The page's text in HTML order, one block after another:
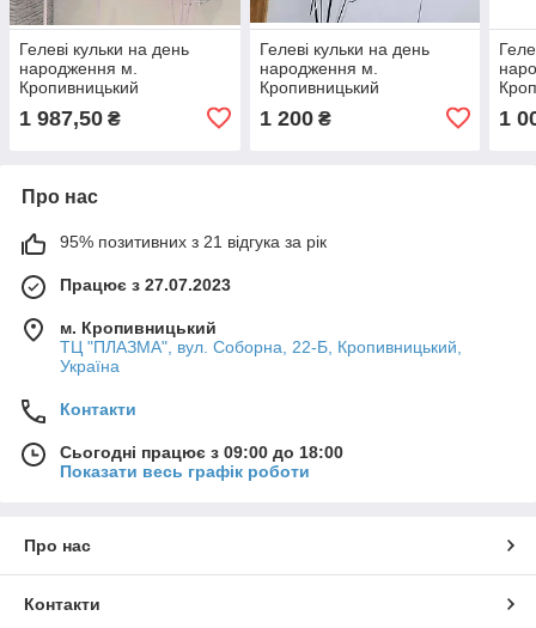
Гелеві кульки на день
народження м.
Кропивницький
1 987,50 ₴
Гелеві кульки на день
народження м.
Кропивницький
1 200₴ 1
Про нас
95% позитивних з 21 відгука за рік
Працює з 27.07.2023
м. Кропивницький
ТЦ "ПЛАЗМА", вул. Соборна, 22-Б, Кропивницький,
Україна
Контакти
Сьогодні працює з 09:00 до 18:00
Показати весь графік роботи
Про нас
Контакти